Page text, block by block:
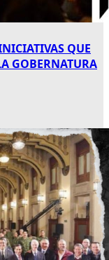
QUE
GOBERNATURA